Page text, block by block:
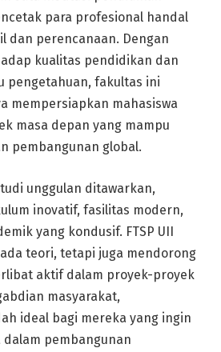
para profesional handal
dan perencanaan. Dengan
kualitas pendidikan dan
pengetahuan, fakultas ini
mempersiapkan mahasiswa
masa depan yang mampu
pembangunan global.
unggulan ditawarkan,
inovatif, fasilitas modern,
yang kondusif. FTSP UII
teori, tetapi juga mendorong
aktif dalam proyek-proyek
masyarakat,
ideal bagi mereka yang ingin
pembangunan